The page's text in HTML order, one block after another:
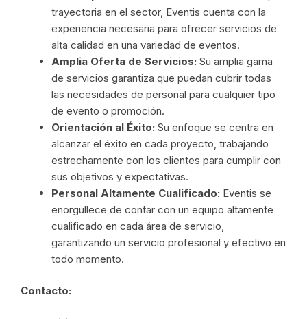
trayectoria en el sector, Eventis cuenta con la
experiencia necesaria para ofrecer servicios de
alta calidad en una variedad de eventos.
Amplia Oferta de Servicios: Su amplia gama
de servicios garantiza que puedan cubrir todas
las necesidades de personal para cualquier tipo
de evento o promoción.
Orientación al Éxito: Su enfoque se centra en
alcanzar el éxito en cada proyecto, trabajando
estrechamente con los clientes para cumplir con
sus objetivos y expectativas.
Personal Altamente Cualificado: Eventis se
enorgullece de contar con un equipo altamente
cualificado en cada área de servicio,
garantizando un servicio profesional y efectivo en
todo momento.
Contacto: